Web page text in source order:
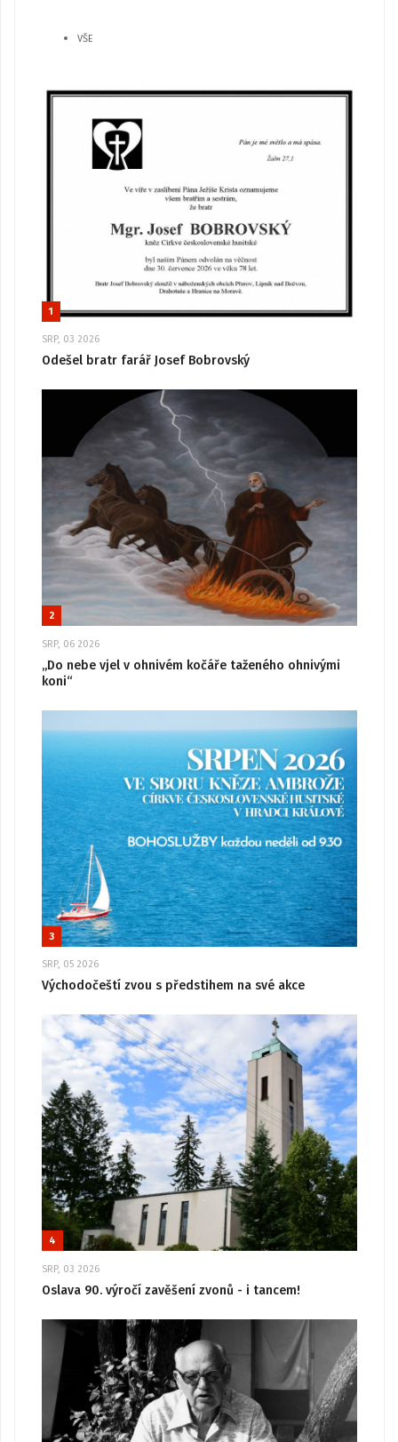
VŠE
1
SRP, 03 2026
Odešel bratr farář Josef Bobrovský
2
SRP, 06 2026
„Do nebe vjel v ohnivém kočáře taženého ohnivými
koni“
3
SRP, 05 2026
Východočeští zvou s předstihem na své akce
4
SRP, 03 2026
Oslava 90. výročí zavěšení zvonů - i tancem!